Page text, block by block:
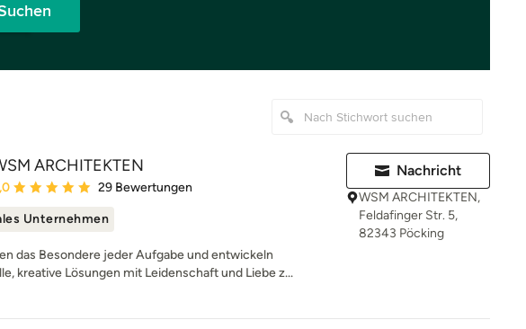
ARCHITEKTEN
Bewertung: 5 von 5 Sternen
29 Bewertungen
Unternehmen
das Besondere jeder Aufgabe und entwickeln
kreative Lösungen mit Leidenschaft und Liebe z...
Nachricht
WSM ARCHITEKTEN,
Feldafinger Str. 5,
82343 Pöcking